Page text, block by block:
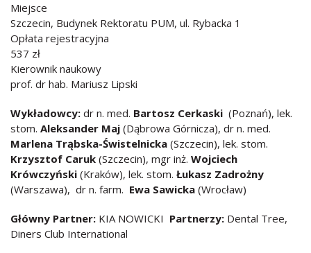
Miejsce
Szczecin, Budynek Rektoratu PUM, ul. Rybacka 1
Opłata rejestracyjna
537 zł
Kierownik naukowy
prof. dr hab. Mariusz Lipski
Wykładowcy: dr n. med. Bartosz Cerkaski (Poznań), lek.
stom. Aleksander Maj (Dąbrowa Górnicza), dr n. med.
Marlena Trąbska-Świstelnicka (Szczecin), lek. stom.
Krzysztof Caruk (Szczecin), mgr inż. Wojciech
Krówczyński (Kraków), lek. stom. Łukasz Zadrożny
(Warszawa), dr n. farm. Ewa Sawicka (Wrocław)
Główny Partner: KIA NOWICKI Partnerzy: Dental Tree,
Diners Club International